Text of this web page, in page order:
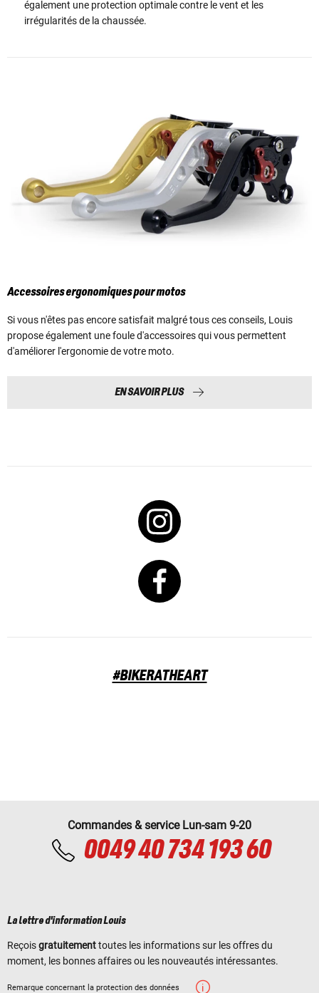
également une protection optimale contre le vent et les
irrégularités de la chaussée.
Accessoires ergonomiques pour motos
Si vous n'êtes pas encore satisfait malgré tous ces conseils, Louis
propose également une foule d'accessoires qui vous permettent
d'améliorer l'ergonomie de votre moto.
EN SAVOIR PLUS
#BIKERATHEART
Commandes & service Lun-sam 9-20
0049 40 734 193 60
La lettre d'information Louis
Reçoisgratuitementtoutes les informations sur les offres du
moment, les bonnes affaires ou les nouveautés intéressantes.
Remarque concernant la protection des données